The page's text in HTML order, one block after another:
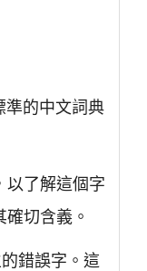
準的中文詞典
以了解這個字
切含義。
錯誤字。這